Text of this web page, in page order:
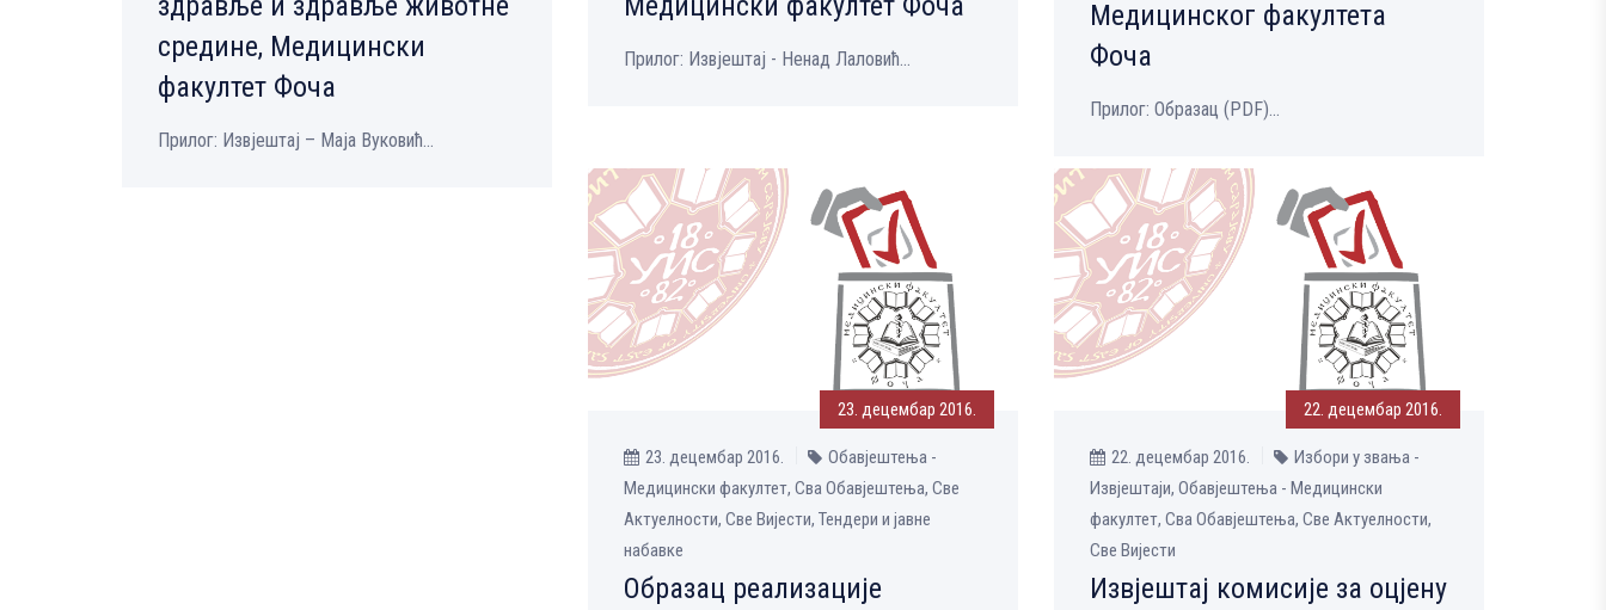
средине, Медицински
факултет Фоча
Прилог: Извјештај – Маја Вуковић...
Прилог: Извјештај - Ненад Лаловић...
Медицинског факултета
Фоча
Прилог: Образац (PDF)...
23. децембар 2016.
23. децембар 2016.
Обавјештења -
Медицински факултет, Сва Обавјештења, Све
Aктуелности, Све Вијести, Тендери и јавне
набавке
Образац реализације
22. децембар 2016.
22. децембар 2016.
Избори у звања -
Извјештаји, Обавјештења - Медицински
факултет, Сва Обавјештења, Све Aктуелности,
Све Вијести
Извјештај комисије за оцјену